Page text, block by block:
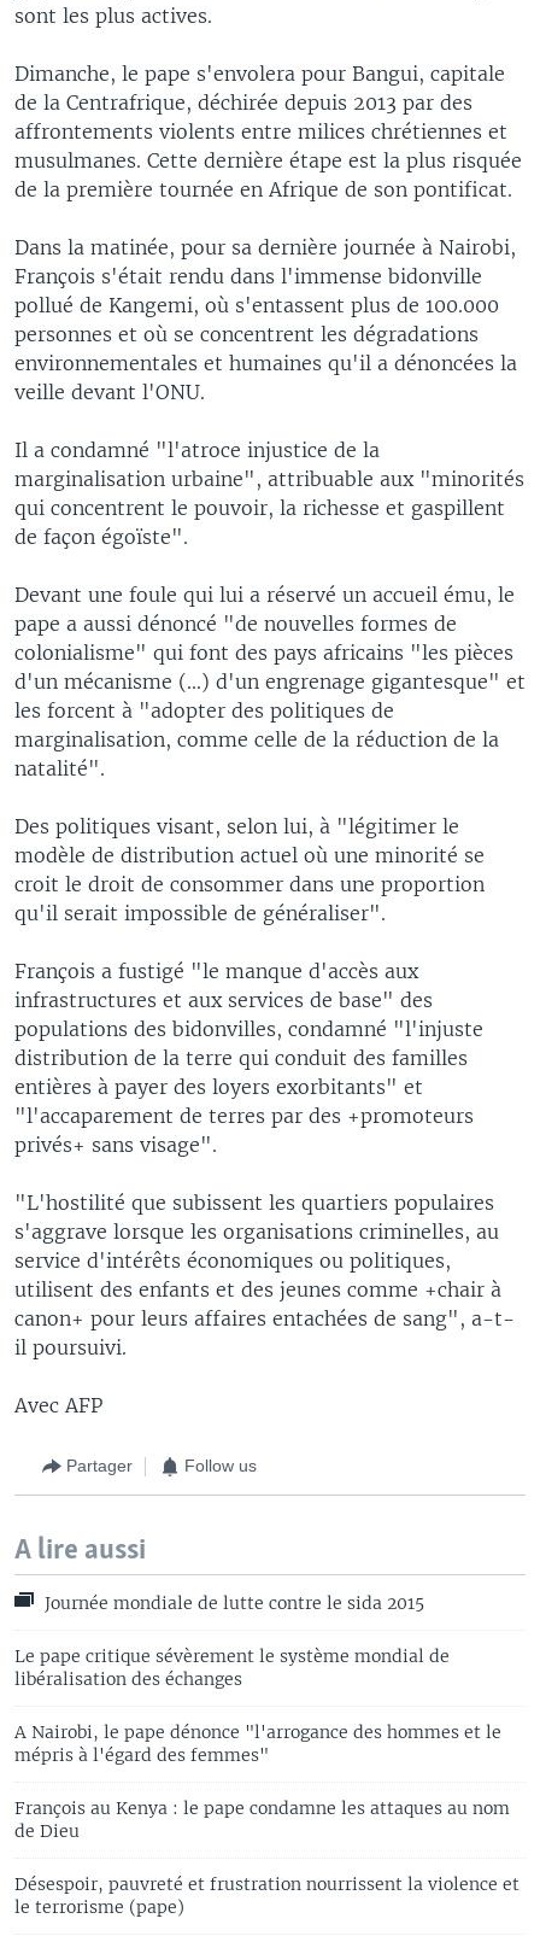
sont les plus actives.
Dimanche, le pape s'envolera pour Bangui, capitale
de la Centrafrique, déchirée depuis 2013 par des
affrontements violents entre milices chrétiennes et
musulmanes. Cette dernière étape est la plus risquée
de la première tournée en Afrique de son pontificat.
Dans la matinée, pour sa dernière journée à Nairobi,
François s'était rendu dans l'immense bidonville
pollué de Kangemi, où s'entassent plus de 100.000
personnes et où se concentrent les dégradations
environnementales et humaines qu'il a dénoncées la
veille devant l'ONU.
Il a condamné "l'atroce injustice de la
marginalisation urbaine", attribuable aux "minorités
qui concentrent le pouvoir, la richesse et gaspillent
de façon égoïste".
Devant une foule qui lui a réservé un accueil ému, le
pape a aussi dénoncé "de nouvelles formes de
colonialisme" qui font des pays africains "les pièces
d'un mécanisme (...) d'un engrenage gigantesque" et
les forcent à "adopter des politiques de
marginalisation, comme celle de la réduction de la
natalité".
Des politiques visant, selon lui, à "légitimer le
modèle de distribution actuel où une minorité se
croit le droit de consommer dans une proportion
qu'il serait impossible de généraliser".
François a fustigé "le manque d'accès aux
infrastructures et aux services de base" des
populations des bidonvilles, condamné "l'injuste
distribution de la terre qui conduit des familles
entières à payer des loyers exorbitants" et
"l'accaparement de terres par des +promoteurs
privés+ sans visage".
"L'hostilité que subissent les quartiers populaires
s'aggrave lorsque les organisations criminelles, au
service d'intérêts économiques ou politiques,
utilisent des enfants et des jeunes comme +chair à
canon+ pour leurs affaires entachées de sang", a-t-
il poursuivi.
Avec AFP
Partager Follow us
A lire aussi
Journée mondiale de lutte contre le sida 2015
Le pape critique sévèrement le système mondial de
libéralisation des échanges
A Nairobi, le pape dénonce "l'arrogance des hommes et le
mépris à l'égard des femmes"
François au Kenya : le pape condamne les attaques au nom
de Dieu
Désespoir, pauvreté et frustration nourrissent la violence et
le terrorisme (pape)